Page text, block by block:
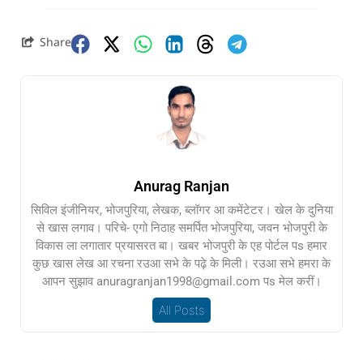
Share
Anurag Ranjan
सिविल इंजीनियर, भोजपुरिया, लेखक, ब्लॉगर आ कमेंटेटर। खेल के दुनिया
से खास लगाव। परिचे- एगो निठाह समर्पित भोजपुरिया, जवन भोजपुरी के
विकास ला लगातार प्रयासरत बा। खबर भोजपुरी के एह पोर्टल पs हमार
कुछ खास लेख आ रचना रउआ सभे के पढ़े के मिली। रउआ सभे हमरा के
आपन सुझाव anuragranjan1998@gmail.com पs मेल करीं।
All Posts